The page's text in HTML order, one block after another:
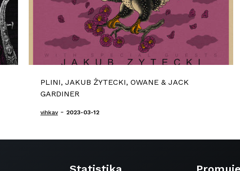
PLINI, JAKUB ŻYTECKI, OWANE & JACK
GARDINER
vihkav- 2023-03-12